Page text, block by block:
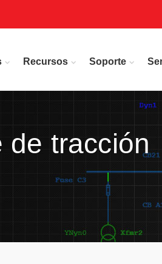
Recursos Soporte
de tracción